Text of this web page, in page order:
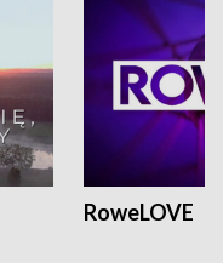
RoweLOVE